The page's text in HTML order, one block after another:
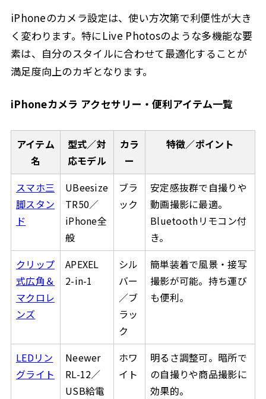
iPhoneのカメラ設定は、使い方次第で利便性が大き
く変わります。特にLive Photosのような多機能な要
素は、自分のスタイルに合わせて最適化することが
満足度向上のカギとなります。
iPhoneカメラ アクセサリー・便利アイテム一覧
アイテム
名
型式／対
応モデル
カラ
ー
特徴／ポイント
スマホ三
脚スタン
ド
UBeesize
TR50／
iPhone全
般
ブラ
ック
安定感抜群で自撮りや
動画撮影に最適。
Bluetoothリモコン付
き。
クリップ
式広角＆
マクロレ
ンズ
APEXEL
2-in-1
シル
バー
／ブ
ラッ
ク
簡単装着で風景・接写
撮影が可能。持ち運び
も便利。
LEDリン
グライト
Neewer
RL-12／
USB給電
ホワ
イト
明るさ調整可。暗所で
の自撮りや商品撮影に
効果的。